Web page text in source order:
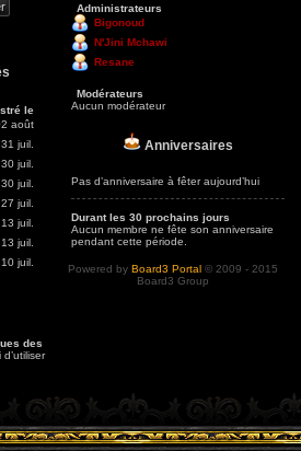
le
août
31 juil.
30 juil.
30 juil.
27 juil.
13 juil.
13 juil.
10 juil.
des
d’utiliser
Administrateurs
Bigonoud
N'Jini Mchawi
Resane
Modérateurs
Aucun modérateur
Anniversaires
Pas d’anniversaire à fêter aujourd’hui
Durant les 30 prochains jours
Aucun membre ne fête son anniversaire
pendant cette période.
Powered by Board3 Portal © 2009 - 2015
Board3 Group